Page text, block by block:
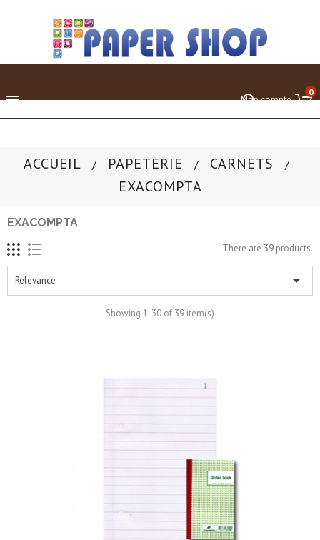
 0
Mon compte
ACCUEIL PAPETERIE
CARNETS
EXACOMPTA
EXACOMPTA
There are 39 products.
Relevance 
Showing 1-30 of 39 item(s)